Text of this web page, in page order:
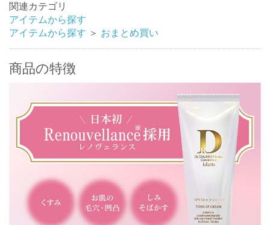
関連カテゴリ
アイテムから探す
アイテムから探す ＞ おまとめ買い
商品の特徴